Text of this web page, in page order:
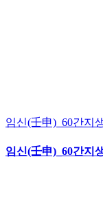
임신(壬申)_60간지
임신(壬申)_60간지